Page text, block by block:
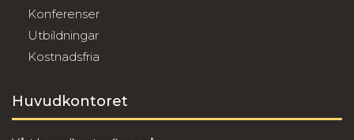
Konferenser
Utbildningar
Kostnadsfria
Huvudkontoret